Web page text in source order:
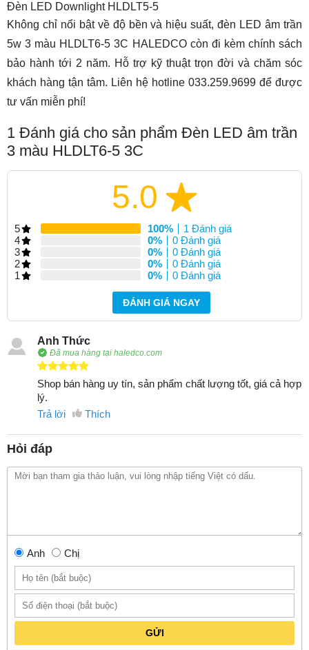
Đèn LED Downlight HLDLT5-5
Không chỉ nổi bật về độ bền và hiệu suất, đèn LED âm trần
5w 3 màu HLDLT6-5 3C HALEDCO còn đi kèm chính sách
bảo hành tới 2 năm. Hỗ trợ kỹ thuật trọn đời và chăm sóc
khách hàng tận tâm. Liên hệ hotline 033.259.9699 để được
tư vấn miễn phí!
1 Đánh giá cho sản phẩm Đèn LED âm trần
3 màu HLDLT6-5 3C
5.0
5 100%
1 Đánh giá
4
0%
0 Đánh giá
3
0%
0 Đánh giá
2
0%
0 Đánh giá
1
0% 0 Đánh giá
ĐÁNH GIÁ NGAY
Anh Thức
Đã mua hàng tại haledco.com
Shop bán hàng uy tín, sản phẩm chất lượng tốt, giá cả hợp
lý.
Trả lời
Thích
Hỏi đáp
Anh Chị
GỬI